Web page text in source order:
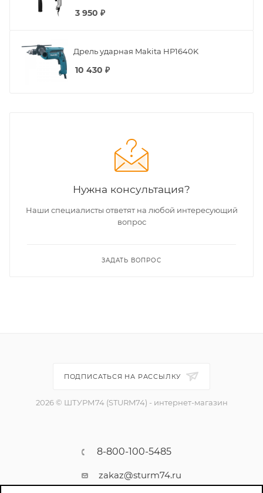
3 950 ₽
Дрель ударная Makita HP1640K
10 430 ₽
Нужна консультация?
Наши специалисты ответят на любой интересующий
вопрос
ЗАДАТЬ ВОПРОС
ПОДПИСАТЬСЯ НА РАССЫЛКУ
2026 © ШТУРМ74 (STURM74) - интернет-магазин
8-800-100-5485
zakaz@sturm74.ru